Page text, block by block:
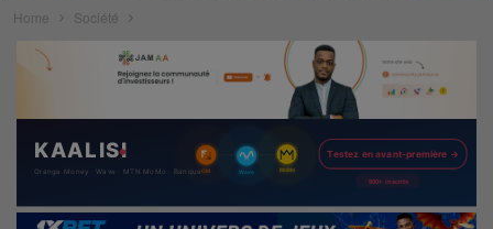
Home Société